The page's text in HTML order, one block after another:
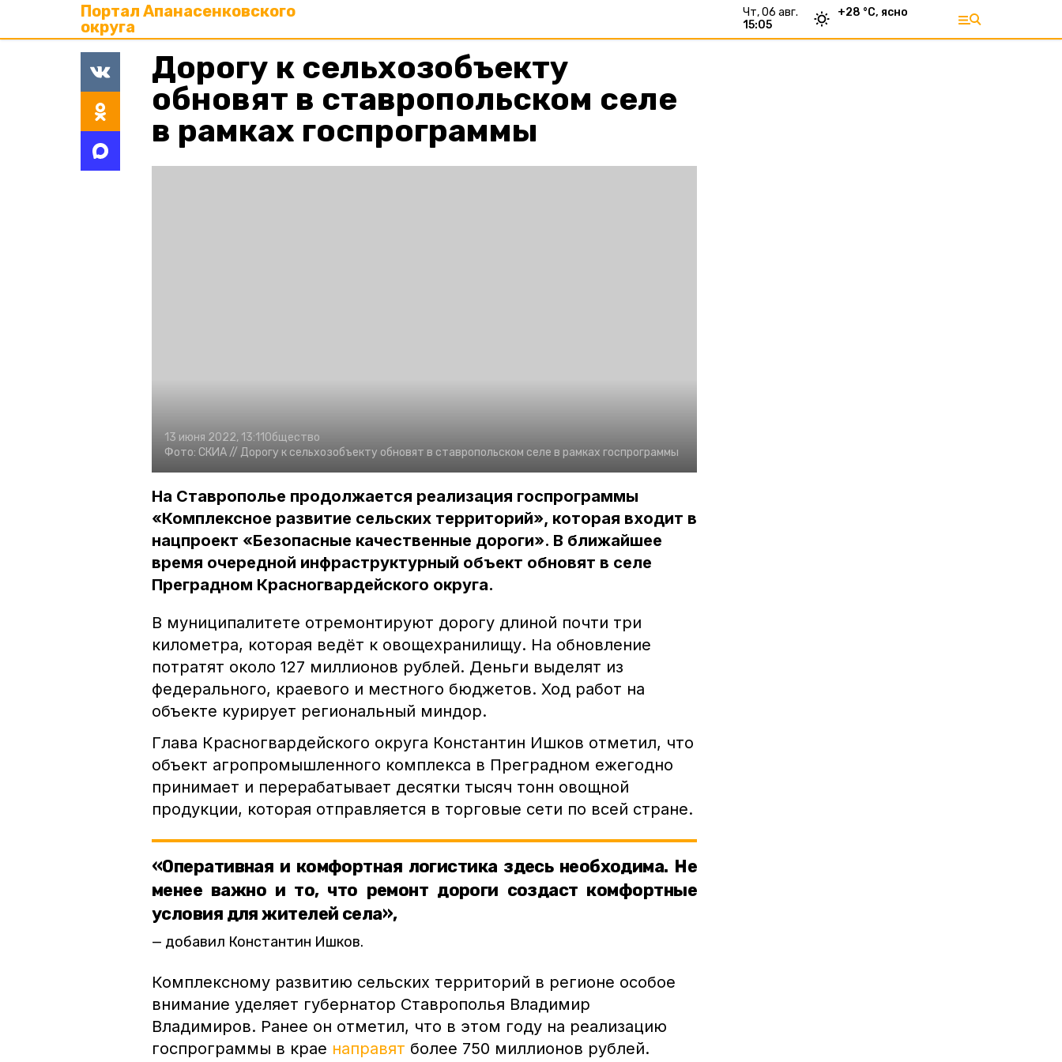
Портал Апанасенковского
округа
чт, 06 авг.
15:06
+28 °С, ясно
Дорогу к сельхозобъекту
обновят в ставропольском селе
в рамках госпрограммы
13 июня 2022, 13:11Общество
Фото: СКИА // Дорогу к сельхозобъекту обновят в ставропольском селе в рамках госпрограммы
На Ставрополье продолжается реализация госпрограммы
«Комплексное развитие сельских территорий», которая входит в
нацпроект «Безопасные качественные дороги». В ближайшее
время очередной инфраструктурный объект обновят в селе
Преградном Красногвардейского округа.
В муниципалитете отремонтируют дорогу длиной почти три
километра, которая ведёт к овощехранилищу. На обновление
потратят около 127 миллионов рублей. Деньги выделят из
федерального, краевого и местного бюджетов. Ход работ на
объекте курирует региональный миндор.
Глава Красногвардейского округа Константин Ишков отметил, что
объект агропромышленного комплекса в Преградном ежегодно
принимает и перерабатывает десятки тысяч тонн овощной
продукции, которая отправляется в торговые сети по всей стране.
«Оперативная и комфортная логистика здесь необходима. Не
менее важно и то, что ремонт дороги создаст комфортные
условия для жителей села»,
добавил Константин Ишков.
Комплексному развитию сельских территорий в регионе особое
внимание уделяет губернатор Ставрополья Владимир
Владимиров. Ранее он отметил, что в этом году на реализацию
госпрограммы в крае направят более 750 миллионов рублей.